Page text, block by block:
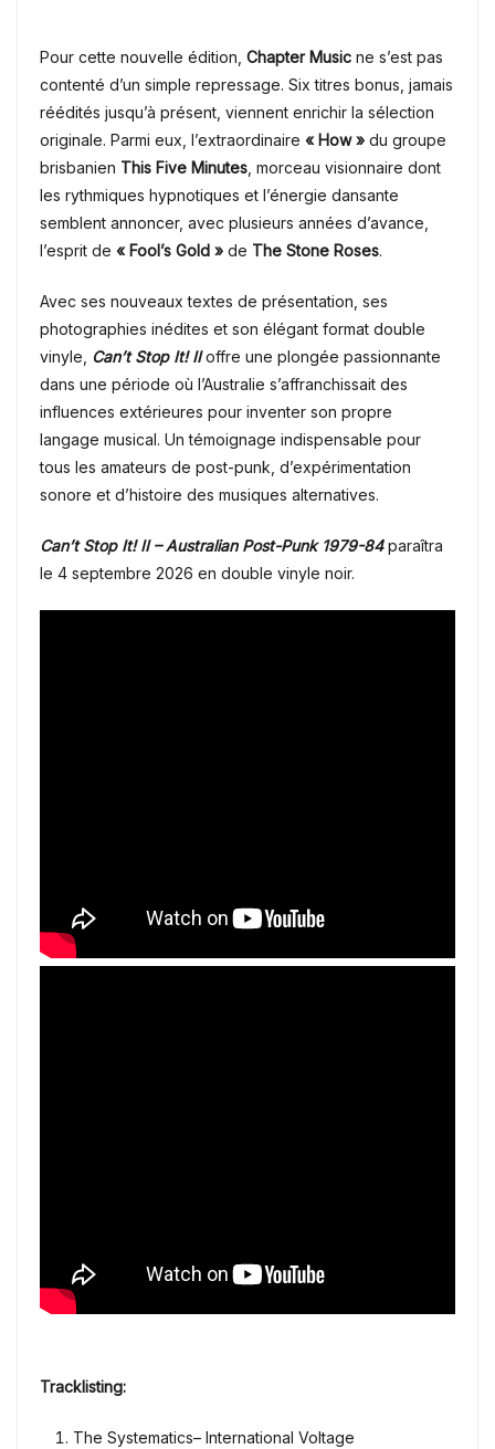
Pour cette nouvelle édition, Chapter Music ne s’est pas
contenté d’un simple repressage. Six titres bonus, jamais
réédités jusqu’à présent, viennent enrichir la sélection
originale. Parmi eux, l’extraordinaire « How » du groupe
brisbanien This Five Minutes, morceau visionnaire dont
les rythmiques hypnotiques et l’énergie dansante
semblent annoncer, avec plusieurs années d’avance,
l’esprit de « Fool’s Gold » de The Stone Roses.
Avec ses nouveaux textes de présentation, ses
photographies inédites et son élégant format double
vinyle, Can’t Stop It! IIoffre une plongée passionnante
dans une période où l’Australie s’affranchissait des
influences extérieures pour inventer son propre
langage musical. Un témoignage indispensable pour
tous les amateurs de post-punk, d’expérimentation
sonore et d’histoire des musiques alternatives.
Can’t Stop It! II – Australian Post-Punk 1979-84paraîtra
le 4 septembre 2026 en double vinyle noir.
Tracklisting:
The Systematics– International Voltage